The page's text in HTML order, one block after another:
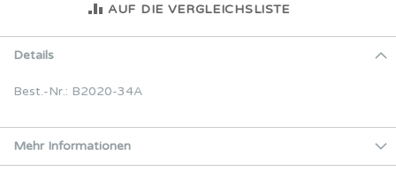
AUF DIE VERGLEICHSLISTE
Details
Best.-Nr.: B2020-34A
Mehr Informationen